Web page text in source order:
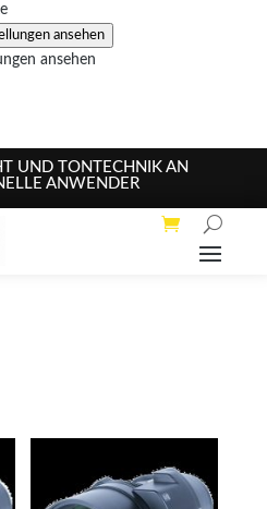
ansehen
ansehen
UND TONTECHNIK AN
ANWENDER